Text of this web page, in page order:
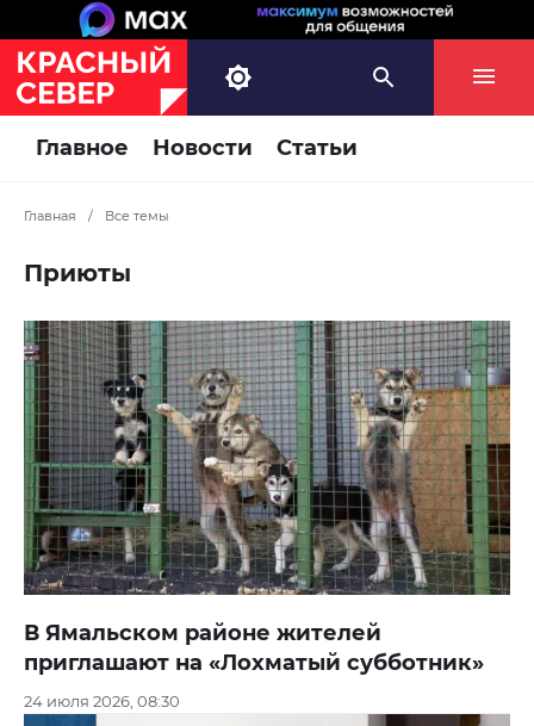
Главное Новости Статьи
Главная / Все темы
Приюты
В Ямальском районе жителей
приглашают на «Лохматый субботник»
24 июля 2026, 08:30